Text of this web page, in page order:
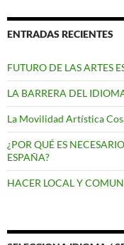
ENTRADAS RECIENTES
FUTURO DE LAS ARTES
LA BARRERA DEL
La Movilidad Artística
¿POR QUÉ ES
ESPAÑA?
HACER LOCAL Y